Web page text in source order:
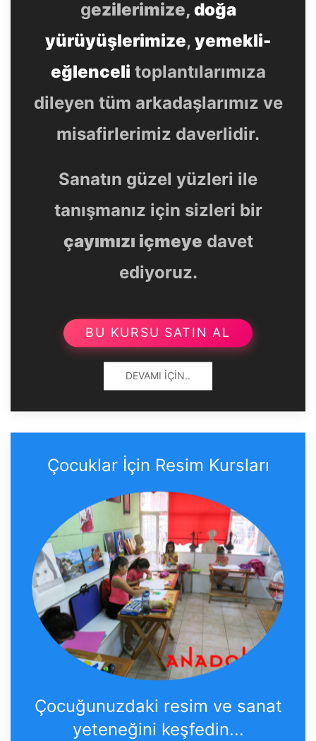
gezilerimize, doğa
yürüyüşlerimize, yemekli-
eğlenceli toplantılarımıza
dileyen tüm arkadaşlarımız ve
misafirlerimiz daverlidir.
Sanatın güzel yüzleri ile
tanışmanız için sizleri bir
çayımızı içmeye davet
ediyoruz.
BU KURSU SATIN AL
DEVAMI İÇIN..
Çocuklar İçin Resim Kursları
Çocuğunuzdaki resim ve sanat
yeteneğini keşfedin...